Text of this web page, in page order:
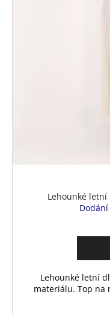
Lehounké letní
Lehounké letní
materiálu. Top na